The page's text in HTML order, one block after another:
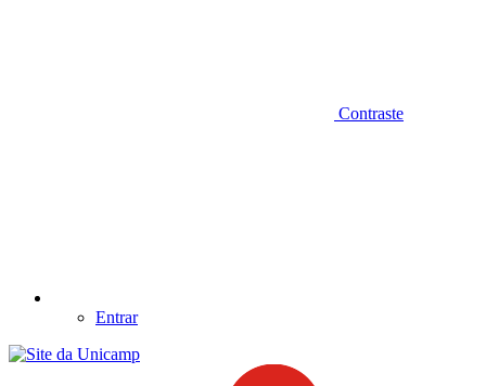
Contraste
Entrar